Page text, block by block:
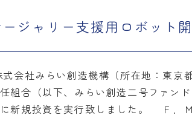
ジャリー支援用ロボット
会社みらい創造機構（所在地：東京
組合（以下、みらい創造二号ファン
新規投資を実行致しました。 Ｆ．